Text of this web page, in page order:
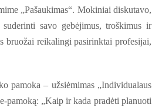
„Pašaukimas“. Mokiniai diskutavo,
savo gebėjimus, troškimus ir
bruožai reikalingi pasirinktai profesijai,
pamoka – užsiėmimas „Individualaus
pamoką: „Kaip ir kada pradėti planuoti